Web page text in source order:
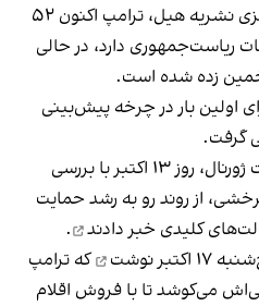
طبق مدل پیش‌بینی دفتر مرکزی نشریه هیل، ترامپ اکنون ۵۲
ریاست‌جمهوری دارد، در حالی
۲۰ اکتبر برای اولین بار در چرخه پیش‌بینی
دو روزنامه گاردین و وال‌استریت ژورنال، روز ۱۳ اکتبر با بررسی
از روند رو به رشد حمایت
کلیدی خبر دادند
.
اکتبر
نوشت
که ترامپ
می‌کوشد تا با فروش اقلام